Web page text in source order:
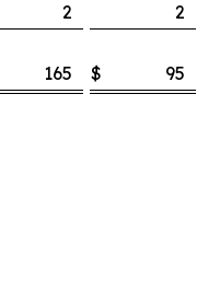
2
2
165 $ 95